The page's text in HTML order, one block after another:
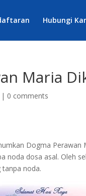
Hubungi
Maria
| 0 comments
Dogma
noda dosa asal. Oleh
noda.